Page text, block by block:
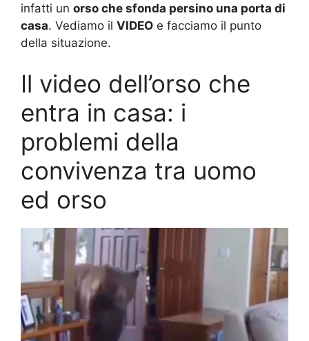
infatti un orso che sfonda persino una porta di
casa. Vediamo il VIDEO e facciamo il punto
della situazione.
Il video dell’orso che
entra in casa: i
problemi della
convivenza tra uomo
ed orso